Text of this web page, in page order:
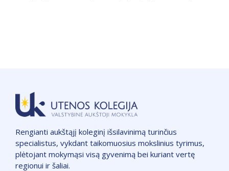
Rengianti aukštąjį koleginį išsilavinimą turinčius
specialistus, vykdant taikomuosius mokslinius tyrimus,
plėtojant mokymąsi visą gyvenimą bei kuriant vertę
regionui ir šaliai.